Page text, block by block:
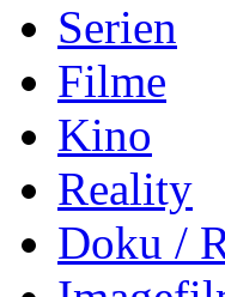
Serien
Filme
Kino
Reality
Doku /